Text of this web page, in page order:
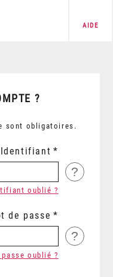
AIDE
?
sont obligatoires.
Identifiant
?
oublié ?
de passe
?
oublié ?